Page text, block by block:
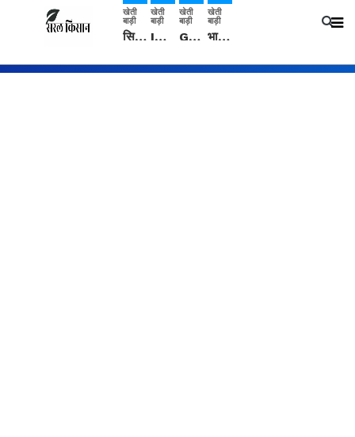
खेती
बाड़ी
सिरसा: कृषि विज्ञान केंद्र की बैठक में फसल बीमा विधि कारण व कृषि उद्यमिता बढ़ावा देने पर चर्चा
खेती
बाड़ी
IMD: राजस्थान में प्री-मानसून की सामान्य से 74% अधिक बारिश, दस्तक में देरी और मानसून कमजोर रहेगा
खेती
बाड़ी
Guar Ka Rate: ग्वार के भाव में हल्की बढ़ोतरी, बढ़ सकता है बुवाई का रकबा
खेती
बाड़ी
भारत में 29 मई से शुरु होगी प्री-मानसून बारिश, ECMWF विदेशी मौसम एजेंसी का पूर्वानुमान